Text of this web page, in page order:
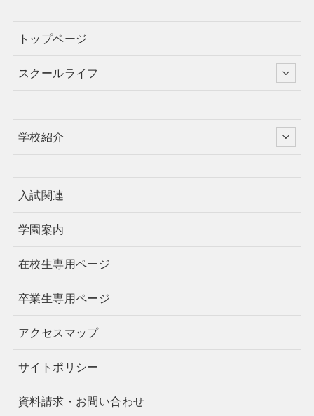
トップページ
スクールライフ
学校紹介
入試関連
学園案内
在校生専用ページ
卒業生専用ページ
アクセスマップ
サイトポリシー
資料請求・お問い合わせ